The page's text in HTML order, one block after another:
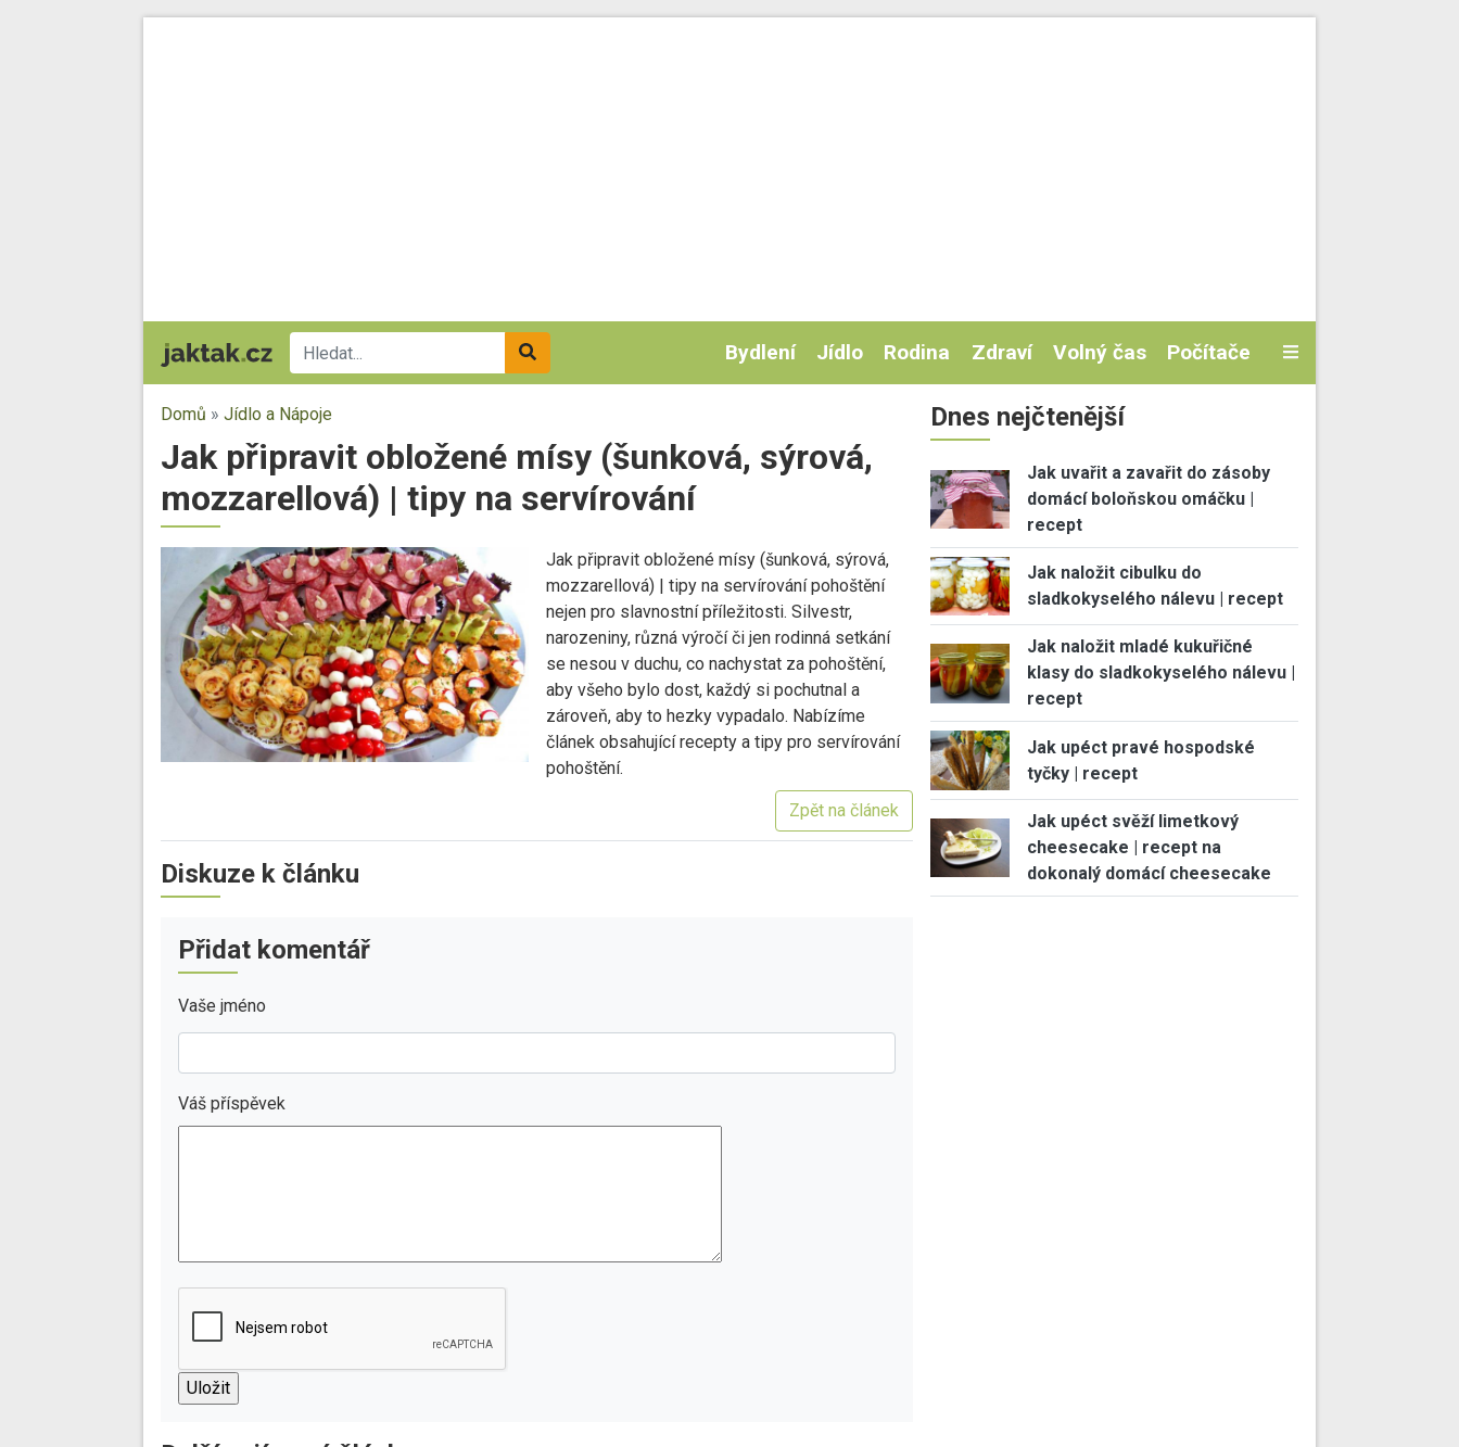
Bydlení Jídlo Rodina Zdraví Volný čas Počítače
Domů » Jídlo a Nápoje
Jak připravit obložené mísy (šunková, sýrová,
mozzarellová) | tipy na servírování
Jak připravit obložené mísy (šunková, sýrová,
mozzarellová) | tipy na servírování pohoštění
nejen pro slavnostní příležitosti. Silvestr,
narozeniny, různá výročí či jen rodinná setkání
se nesou v duchu, co nachystat za pohoštění,
aby všeho bylo dost, každý si pochutnal a
zároveň, aby to hezky vypadalo. Nabízíme
článek obsahující recepty a tipy pro servírování
pohoštění.
Zpět na článek
Diskuze k článku
Přidat komentář
Vaše jméno
Váš příspěvek
Dnes nejčtenější
Jak uvařit a zavařit do zásoby
domácí boloňskou omáčku |
recept
Jak naložit cibulku do
sladkokyselého nálevu | recept
Jak naložit mladé kukuřičné
klasy do sladkokyselého nálevu |
recept
Jak upéct pravé hospodské
tyčky | recept
Jak upéct svěží limetkový
cheesecake | recept na
dokonalý domácí cheesecake